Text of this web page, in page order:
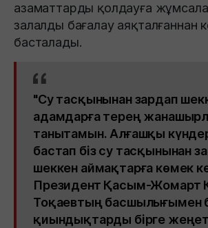
азаматтарды қолдауға
залалды бағалау аяқталғаннан
басталады.
"Су тасқынынан зардап
адамдарға терең
танытамын. Алғашқы
бастап біз су тасқынынан
шеккен аймақтарға көмек
Президент Қасым-Жомарт
Тоқаевтың басшылығымен
қиындықтарды бірге